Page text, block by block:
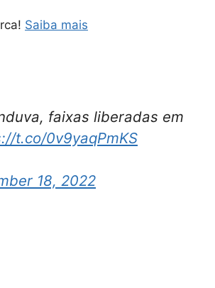
Saiba mais
faixas liberadas em
t.co/0v9yaqPmKS
18, 2022